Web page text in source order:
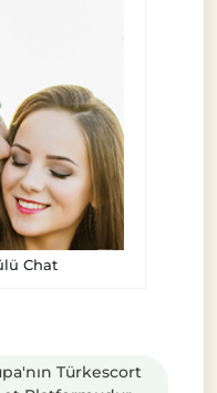
Chat
Türkescort